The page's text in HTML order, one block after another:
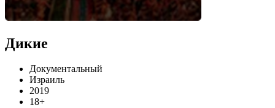
Дикие
Документальный
Израиль
2019
18+